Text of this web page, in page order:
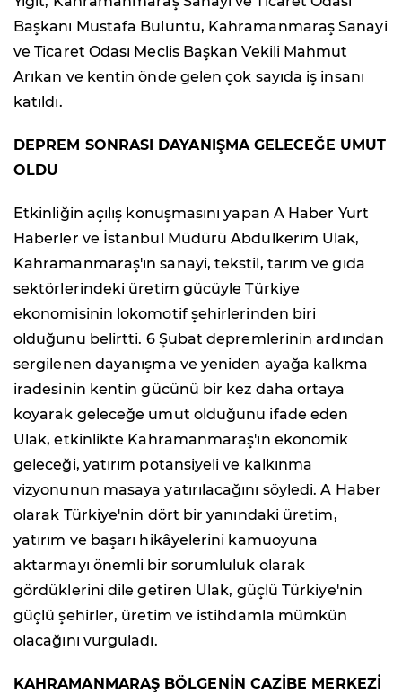
Başkanı Mustafa Buluntu, Kahramanmaraş Sanayi
ve Ticaret Odası Meclis Başkan Vekili Mahmut
Arıkan ve kentin önde gelen çok sayıda iş insanı
katıldı.
DEPREM SONRASI DAYANIŞMA GELECEĞE UMUT
OLDU
Etkinliğin açılış konuşmasını yapan A Haber Yurt
Haberler ve İstanbul Müdürü Abdulkerim Ulak,
Kahramanmaraş'ın sanayi, tekstil, tarım ve gıda
sektörlerindeki üretim gücüyle Türkiye
ekonomisinin lokomotif şehirlerinden biri
olduğunu belirtti. 6 Şubat depremlerinin ardından
sergilenen dayanışma ve yeniden ayağa kalkma
iradesinin kentin gücünü bir kez daha ortaya
koyarak geleceğe umut olduğunu ifade eden
Ulak, etkinlikte Kahramanmaraş'ın ekonomik
geleceği, yatırım potansiyeli ve kalkınma
vizyonunun masaya yatırılacağını söyledi. A Haber
olarak Türkiye'nin dört bir yanındaki üretim,
yatırım ve başarı hikâyelerini kamuoyuna
aktarmayı önemli bir sorumluluk olarak
gördüklerini dile getiren Ulak, güçlü Türkiye'nin
güçlü şehirler, üretim ve istihdamla mümkün
olacağını vurguladı.
KAHRAMANMARAŞ BÖLGENİN CAZİBE MERKEZİ